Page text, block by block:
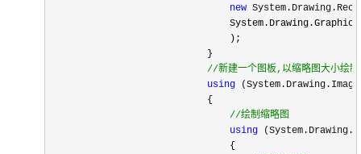
new
                                );
                            }
//新建一个图板,以缩略图大小绘
using
                            {
//绘制缩略图
using
                                {